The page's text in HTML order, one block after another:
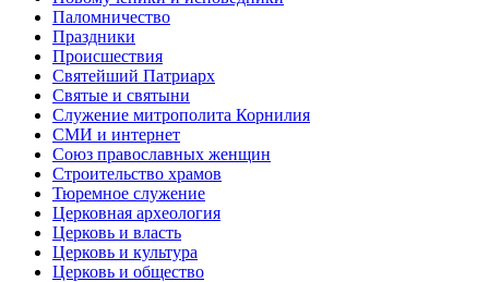
Паломничество
Праздники
Происшествия
Святейший Патриарх
Святые и святыни
Служение митрополита Корнилия
СМИ и интернет
Союз православных женщин
Строительство храмов
Тюремное служение
Церковная археология
Церковь и власть
Церковь и культура
Церковь и общество